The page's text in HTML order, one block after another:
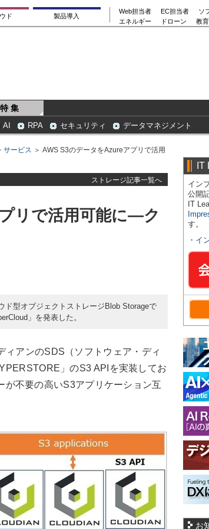
ド 製品導入
Web担当者 EC担当者
ソ
エネルギー
ドローン 教
特 集
AI RPA セキュリティ データマネジメント
サービス ＞ AWS S3のデータをAzureアプリで活用
ストレージ記事一覧へ
リで活用可能に―ク
ド型オブジェクトストレージBlob Storageで
」を発表した。
アンのSDS（ソフトウェア・ディ
」のS3 APIを実装してお
が不要の高いS3アプリケーション互
IT
イン
公開
IT
す。
・ イ
お